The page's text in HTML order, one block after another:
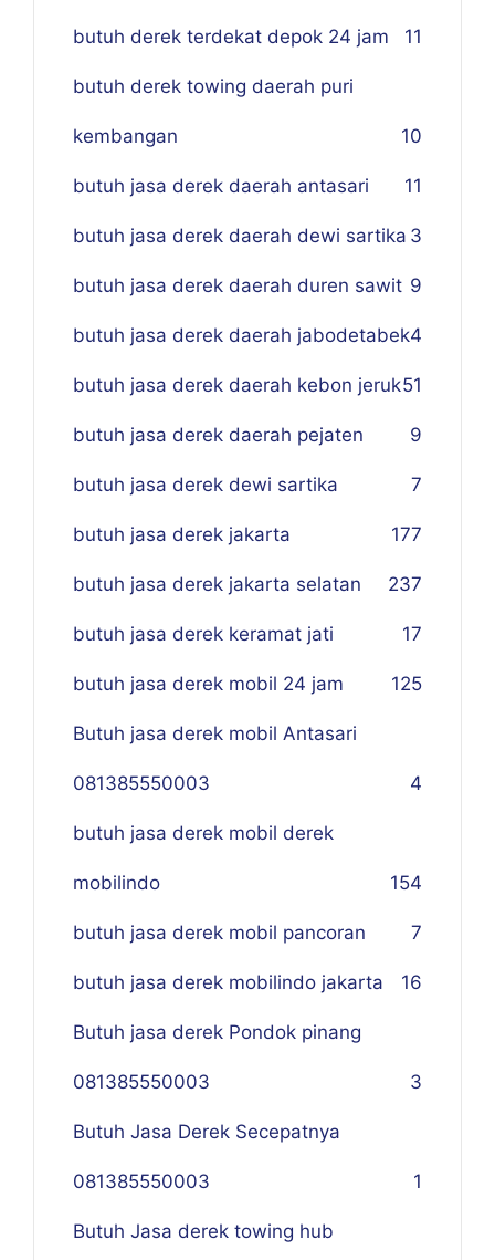
butuh derek terdekat depok 24 jam 11
butuh derek towing daerah puri
kembangan 10
butuh jasa derek daerah antasari 11
butuh jasa derek daerah dewi sartika 3
butuh jasa derek daerah duren sawit 9
butuh jasa derek daerah jabodetabek4
butuh jasa derek daerah kebon jeruk51
butuh jasa derek daerah pejaten 9
butuh jasa derek dewi sartika 7
butuh jasa derek jakarta 177
butuh jasa derek jakarta selatan 237
butuh jasa derek keramat jati 17
butuh jasa derek mobil 24 jam 125
Butuh jasa derek mobil Antasari
081385550003 4
butuh jasa derek mobil derek
mobilindo 154
butuh jasa derek mobil pancoran 7
butuh jasa derek mobilindo jakarta 16
Butuh jasa derek Pondok pinang
081385550003 3
Butuh Jasa Derek Secepatnya
081385550003 1
Butuh Jasa derek towing hub